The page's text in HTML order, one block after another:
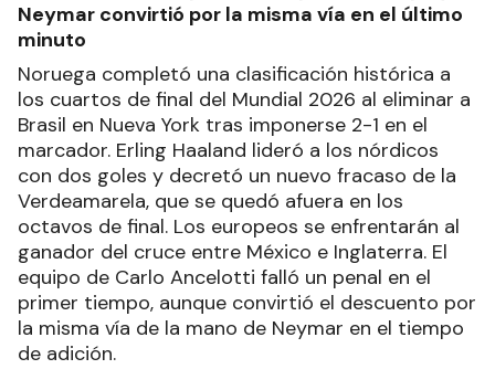
Neymar convirtió por la misma vía en el último
minuto
Noruega completó una clasificación histórica a
los cuartos de final del Mundial 2026 al eliminar a
Brasil en Nueva York tras imponerse 2-1 en el
marcador. Erling Haaland lideró a los nórdicos
con dos goles y decretó un nuevo fracaso de la
Verdeamarela, que se quedó afuera en los
octavos de final. Los europeos se enfrentarán al
ganador del cruce entre México e Inglaterra. El
equipo de Carlo Ancelotti falló un penal en el
primer tiempo, aunque convirtió el descuento por
la misma vía de la mano de Neymar en el tiempo
de adición.